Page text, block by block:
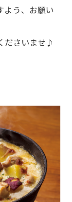
よう、お願い
ださいませ♪